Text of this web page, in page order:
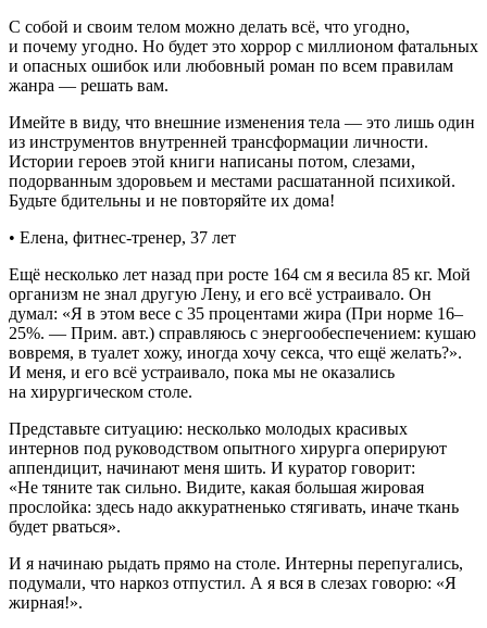
С собой и своим телом можно делать всё, что угодно,
и почему угодно. Но будет это хоррор с миллионом фатальных
и опасных ошибок или любовный роман по всем правилам
жанра — решать вам.
Имейте в виду, что внешние изменения тела — это лишь один
из инструментов внутренней трансформации личности.
Истории героев этой книги написаны потом, слезами,
подорванным здоровьем и местами расшатанной психикой.
Будьте бдительны и не повторяйте их дома!
• Елена, фитнес-тренер, 37 лет
Ещё несколько лет назад при росте 164 см я весила 85 кг. Мой
организм не знал другую Лену, и его всё устраивало. Он
думал: «Я в этом весе с 35 процентами жира (При норме 16–
25%. — Прим. авт.) справляюсь с энергообеспечением: кушаю
вовремя, в туалет хожу, иногда хочу секса, что ещё желать?».
И меня, и его всё устраивало, пока мы не оказались
на хирургическом столе.
Представьте ситуацию: несколько молодых красивых
интернов под руководством опытного хирурга оперируют
аппендицит, начинают меня шить. И куратор говорит:
«Не тяните так сильно. Видите, какая большая жировая
прослойка: здесь надо аккуратненько стягивать, иначе ткань
будет рваться».
И я начинаю рыдать прямо на столе. Интерны перепугались,
подумали, что наркоз отпустил. А я вся в слезах говорю: «Я
жирная!».